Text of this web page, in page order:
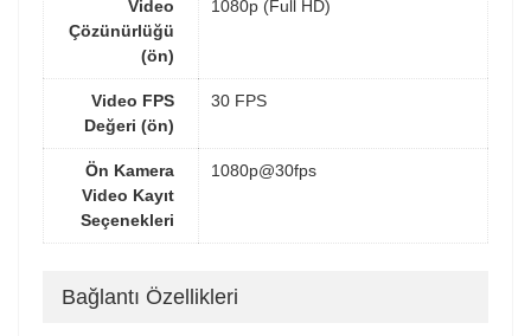
Video
Çözünürlüğü
(ön)
1080p (Full HD)
Video FPS
Değeri (ön)
30 FPS
Ön Kamera
Video Kayıt
Seçenekleri
1080p@30fps
Bağlantı Özellikleri